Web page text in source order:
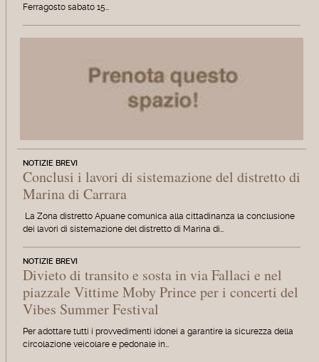
Ferragosto sabato 15…
NOTIZIE BREVI
Conclusi i lavori di sistemazione del distretto di
Marina di Carrara
La Zona distretto Apuane comunica alla cittadinanza la conclusione
dei lavori di sistemazione del distretto di Marina di…
NOTIZIE BREVI
Divieto di transito e sosta in via Fallaci e nel
piazzale Vittime Moby Prince per i concerti del
Vibes Summer Festival
Per adottare tutti i provvedimenti idonei a garantire la sicurezza della
circolazione veicolare e pedonale in…